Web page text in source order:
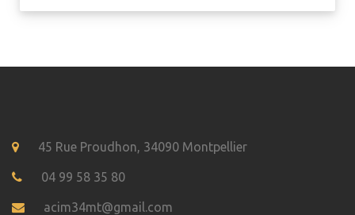
45 Rue Proudhon, 34090 Montpellier
04 99 58 35 80
acim34mt@gmail.com